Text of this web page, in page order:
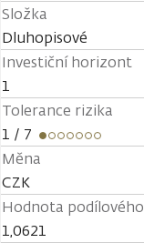
Složka
Dluhopisové
Investiční horizont
1
Tolerance rizika
1 / 7
Měna
CZK
Hodnota
1,0621